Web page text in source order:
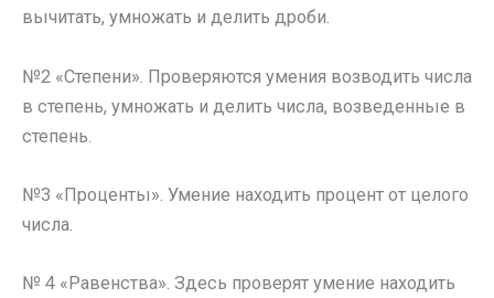
вычитать, умножать и делить дроби.
№2 «Степени». Проверяются умения возводить числа
в степень, умножать и делить числа, возведенные в
степень.
№3 «Проценты». Умение находить процент от целого
числа.
№ 4 «Равенства». Здесь проверят умение находить